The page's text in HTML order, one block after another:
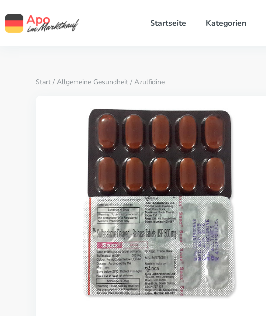
Startseite Kategorien
Start / Allgemeine Gesundheit / Azulfidine